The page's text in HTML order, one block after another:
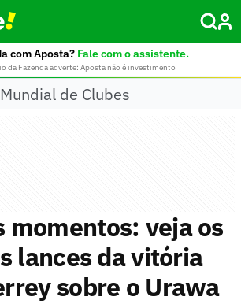
com Aposta? Fale com o assistente.
da Fazenda adverte: Aposta não é investimento
Mundial de Clubes
momentos: veja os
lances da vitória
sobre o Urawa